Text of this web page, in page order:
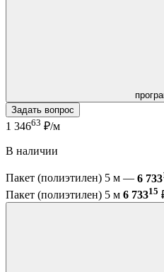
Задать вопрос
1 34663 ₽/м
В наличии
Пакет (полиэтилен) 5 м — 6 733
Пакет (полиэтилен) 5 м 6 73315